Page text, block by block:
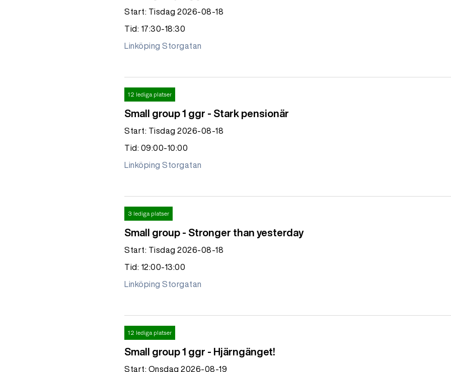
Start: Tisdag 2026-08-18
Tid: 17:30-18:30
Linköping Storgatan
12 lediga platser
Small group 1 ggr - Stark pensionär
Start: Tisdag 2026-08-18
Tid: 09:00-10:00
Linköping Storgatan
3 lediga platser
Small group - Stronger than yesterday
Start: Tisdag 2026-08-18
Tid: 12:00-13:00
Linköping Storgatan
12 lediga platser
Small group 1 ggr - Hjärngänget!
Start: Onsdag 2026-08-19